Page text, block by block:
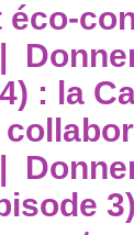
éco-
|
: la
|